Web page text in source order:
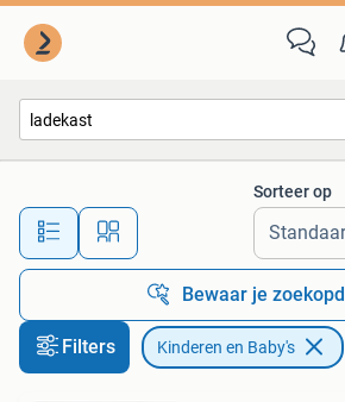
Alle afstanden…
Sorteer op
Bewaar je
Filters Kinderen en Baby's